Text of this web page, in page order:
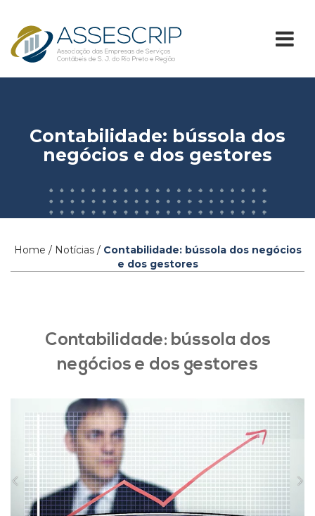
Contabilidade: bússola dos
negócios e dos gestores
Home / Notícias / Contabilidade: bússola dos negócios
e dos gestores
Contabilidade: bússola dos
negócios e dos gestores